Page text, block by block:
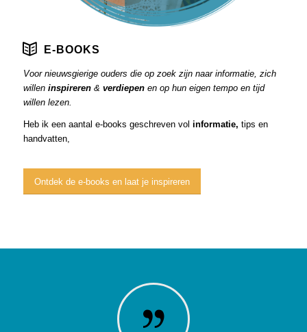
E-BOOKS
Voor nieuwsgierige ouders die op zoek zijn naar informatie, zich
willen inspireren& verdiepen en op hun eigen tempo en tijd
willen lezen.
Heb ik een aantal e-books geschreven vol informatie, tips en
handvatten,
Ontdek de e-books en laat je inspireren